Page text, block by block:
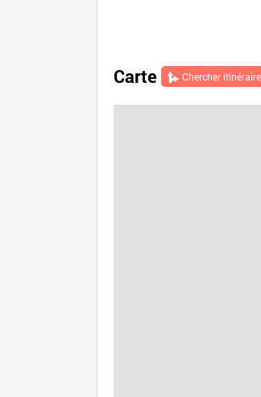
Carte Chercher itinéraire